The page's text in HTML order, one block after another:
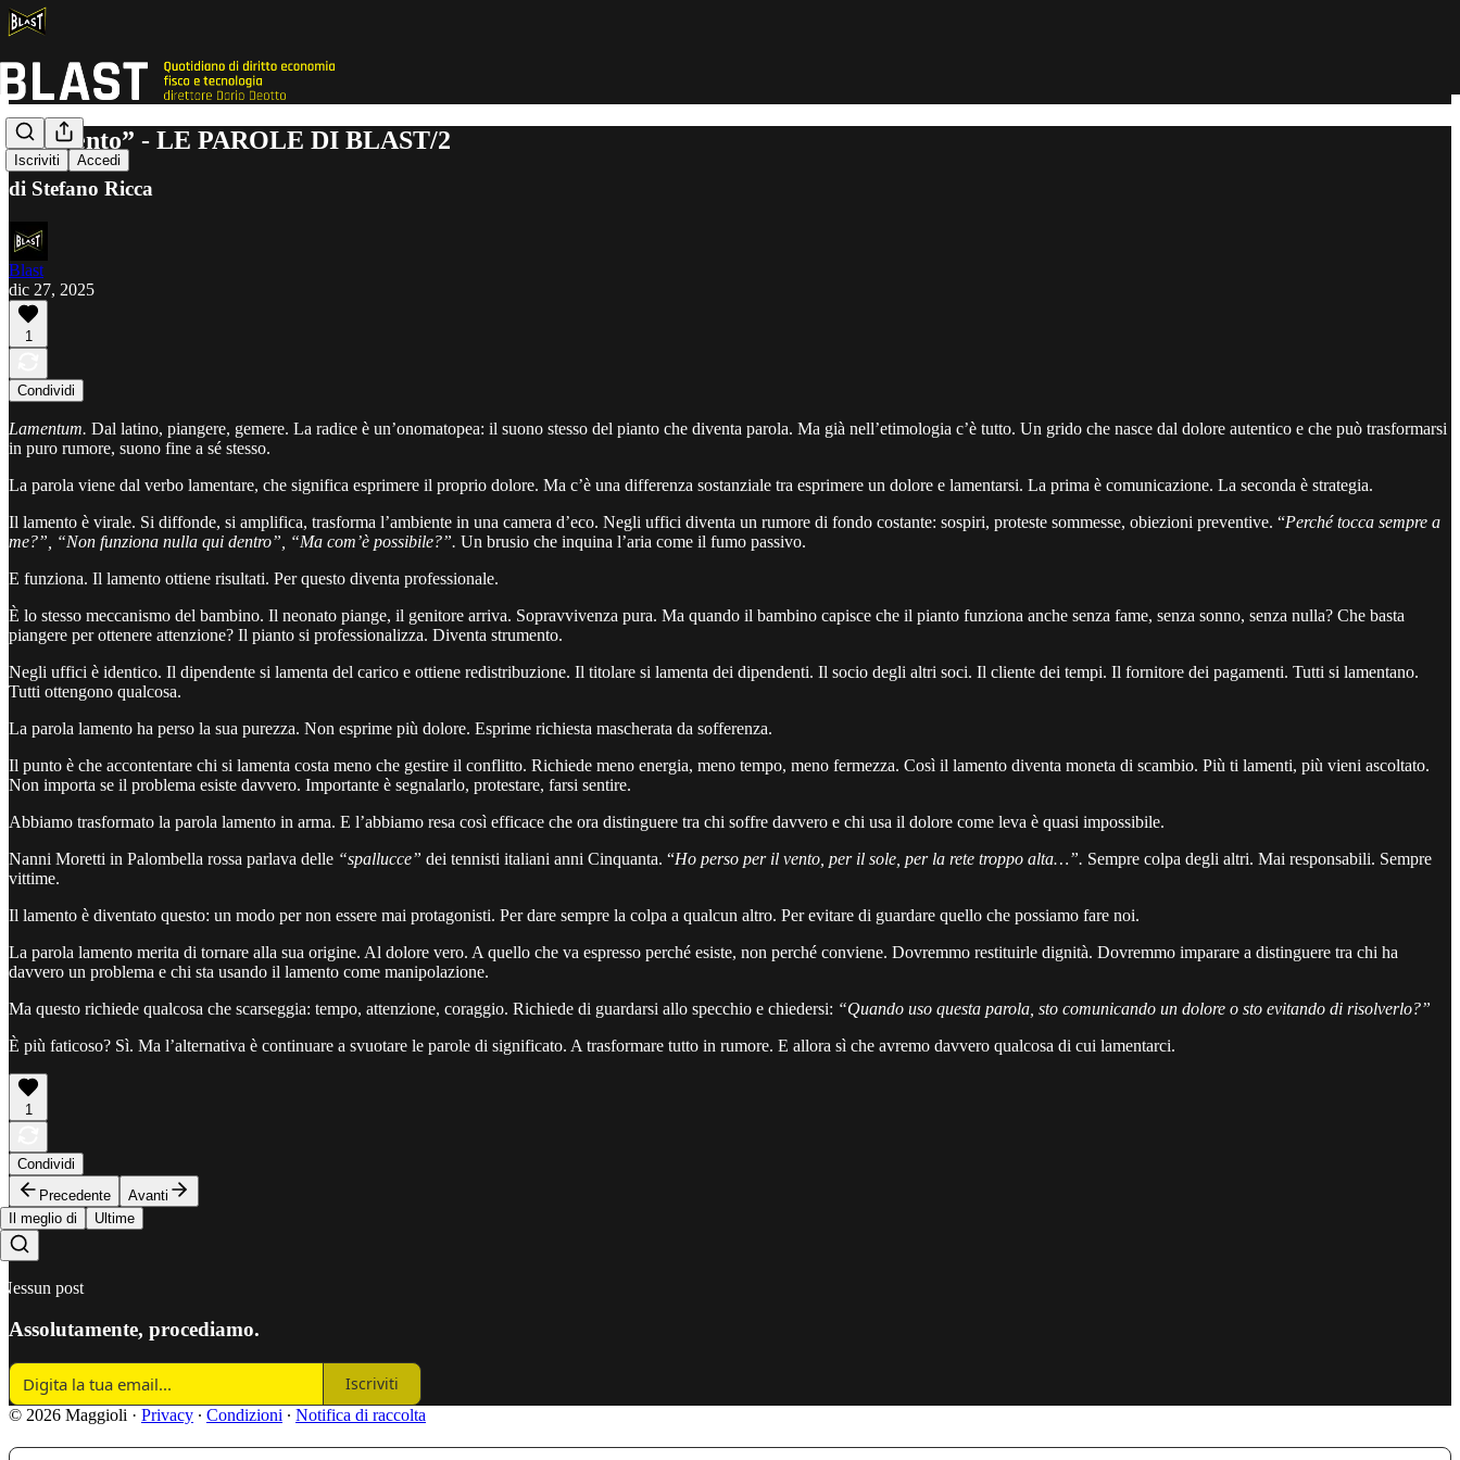
Iscriviti Accedi
“Lamento” - LE PAROLE DI BLAST/2
di Stefano Ricca
Blast
dic 27, 2025
1
Condividi
Lamentum. Dal latino, piangere, gemere. La radice è un’onomatopea: il suono stesso del pianto che diventa parola. Ma già nell’etimologia c’è tutto. Un grido che nasce dal dolore autentico e che può trasformarsi
in puro rumore, suono fine a sé stesso.
La parola viene dal verbo lamentare, che significa esprimere il proprio dolore. Ma c’è una differenza sostanziale tra esprimere un dolore e lamentarsi. La prima è comunicazione. La seconda è strategia.
Il lamento è virale. Si diffonde, si amplifica, trasforma l’ambiente in una camera d’eco. Negli uffici diventa un rumore di fondo costante: sospiri, proteste sommesse, obiezioni preventive. “Perché tocca sempre a
me?”, “Non funziona nulla qui dentro”, “Ma com’è possibile?”. Un brusio che inquina l’aria come il fumo passivo.
E funziona. Il lamento ottiene risultati. Per questo diventa professionale.
È lo stesso meccanismo del bambino. Il neonato piange, il genitore arriva. Sopravvivenza pura. Ma quando il bambino capisce che il pianto funziona anche senza fame, senza sonno, senza nulla? Che basta
piangere per ottenere attenzione? Il pianto si professionalizza. Diventa strumento.
Negli uffici è identico. Il dipendente si lamenta del carico e ottiene redistribuzione. Il titolare si lamenta dei dipendenti. Il socio degli altri soci. Il cliente dei tempi. Il fornitore dei pagamenti. Tutti si lamentano.
Tutti ottengono qualcosa.
La parola lamento ha perso la sua purezza. Non esprime più dolore. Esprime richiesta mascherata da sofferenza.
Il punto è che accontentare chi si lamenta costa meno che gestire il conflitto. Richiede meno energia, meno tempo, meno fermezza. Così il lamento diventa moneta di scambio. Più ti lamenti, più vieni ascoltato.
Non importa se il problema esiste davvero. Importante è segnalarlo, protestare, farsi sentire.
Abbiamo trasformato la parola lamento in arma. E l’abbiamo resa così efficace che ora distinguere tra chi soffre davvero e chi usa il dolore come leva è quasi impossibile.
Nanni Moretti in Palombella rossa parlava delle “spallucce” dei tennisti italiani anni Cinquanta. “Ho perso per il vento, per il sole, per la rete troppo alta…”. Sempre colpa degli altri. Mai responsabili. Sempre
vittime.
Il lamento è diventato questo: un modo per non essere mai protagonisti. Per dare sempre la colpa a qualcun altro. Per evitare di guardare quello che possiamo fare noi.
La parola lamento merita di tornare alla sua origine. Al dolore vero. A quello che va espresso perché esiste, non perché conviene. Dovremmo restituirle dignità. Dovremmo imparare a distinguere tra chi ha
davvero un problema e chi sta usando il lamento come manipolazione.
Ma questo richiede qualcosa che scarseggia: tempo, attenzione, coraggio. Richiede di guardarsi allo specchio e chiedersi: “Quando uso questa parola, sto comunicando un dolore o sto evitando di risolverlo?”
È più faticoso? Sì. Ma l’alternativa è continuare a svuotare le parole di significato. A trasformare tutto in rumore. E allora sì che avremo davvero qualcosa di cui lamentarci.
1
Condividi
Precedente
Avanti
Il meglio di
Ultime
Nessun post
Assolutamente, procediamo.
Iscriviti
© 2026 Maggioli · Privacy ∙ Condizioni ∙ Notifica di raccolta